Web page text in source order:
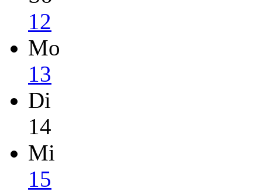
12
Mo
13
Di
14
Mi
15